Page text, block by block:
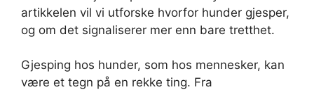
artikkelen vil vi utforske hvorfor hunder gjesper,
og om det signaliserer mer enn bare tretthet.
Gjesping hos hunder, som hos mennesker, kan
være et tegn på en rekke ting. Fra